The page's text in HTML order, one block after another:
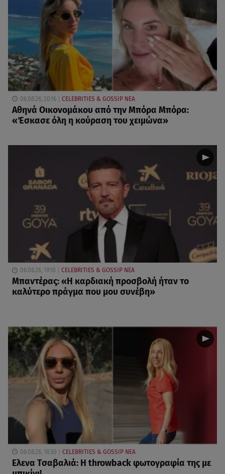
06.08.26, 20:16 CELEBRITIES & GOSSIP ΝΕΑ
Αθηνά Οικονομάκου από την Μπόρα Μπόρα:
«Έσκασε όλη η κούραση του χειμώνα»
06.08.26, 19:10 CELEBRITIES & GOSSIP ΝΕΑ
Μπαντέρας: «Η καρδιακή προσβολή ήταν το
καλύτερο πράγμα που μου συνέβη»
06.08.26, 18:30 CELEBRITIES & GOSSIP ΝΕΑ
Ελενα Τσαβαλιά: Η throwback φωτογραφία της με